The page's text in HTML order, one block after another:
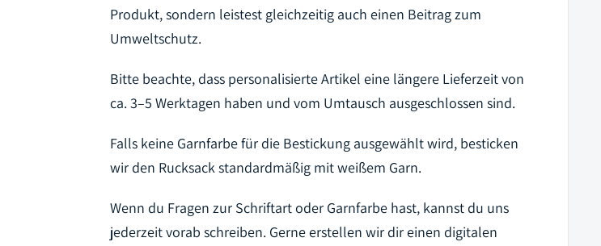
Produkt, sondern leistest gleichzeitig auch einen Beitrag zum
Umweltschutz.
Bitte beachte, dass personalisierte Artikel eine längere Lieferzeit von
ca. 3–5 Werktagen haben und vom Umtausch ausgeschlossen sind.
Falls keine Garnfarbe für die Bestickung ausgewählt wird, besticken
wir den Rucksack standardmäßig mit weißem Garn.
Wenn du Fragen zur Schriftart oder Garnfarbe hast, kannst du uns
jederzeit vorab schreiben. Gerne erstellen wir dir einen digitalen